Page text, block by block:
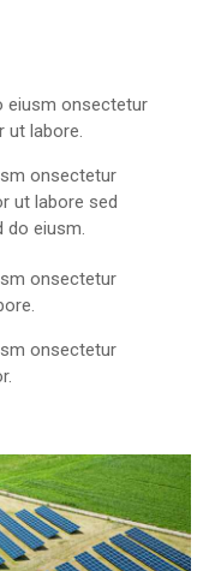
eiusm onsectetur
ut labore.
onsectetur
ut labore sed
do eiusm.
onsectetur
onsectetur